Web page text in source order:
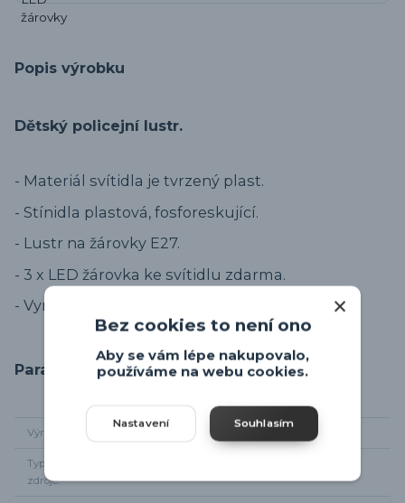
Popis výrobku
Dětský policejní lustr.
- Materiál svítidla je tvrzený plast.
- Stínidla plastová, fosforeskující.
- Lustr na žárovky E27.
- 3 x LED žárovka ke svítidlu zdarma.
- Vyrobeno ve Španělsku.
Parametry
Výrobce
Typ světelného
zdroje
Bez cookies to není ono
Aby se vám lépe nakupovalo,
používáme na webu cookies.
Nastavení Souhlasím